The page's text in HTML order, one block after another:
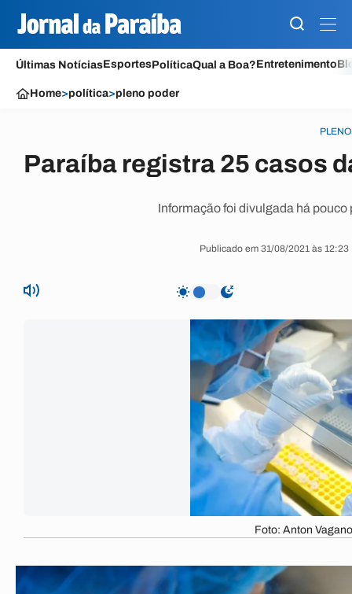
Últimas NotíciasEsportesPolíticaQual a Boa?Entretenimento
Home>política>pleno poder
Paraíba registra 25 casos
Informação foi divulgada há
Publicado em 31/08/2021 às
Foto: Anton